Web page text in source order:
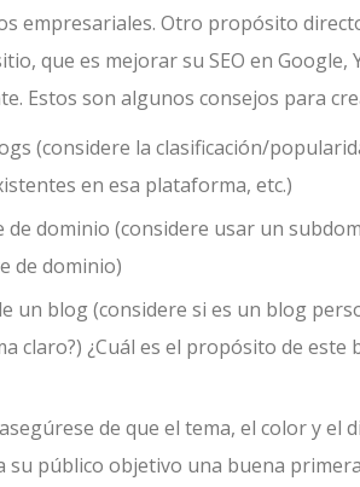
empresariales. Otro propósito
que es mejorar su SEO en
Estos son algunos consejos para
(considere la clasificación/
en esa plataforma, etc.)
dominio (considere usar un
de dominio)
un blog (considere si es un blog
claro?) ¿Cuál es el propósito de este
de que el tema, el color y el
su público objetivo una buena